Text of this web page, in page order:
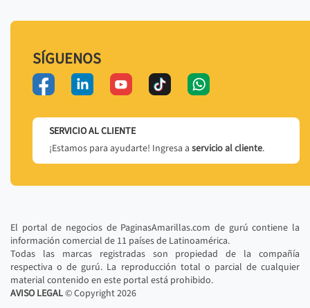
SÍGUENOS
SERVICIO AL CLIENTE
¡Estamos para ayudarte! Ingresa a servicio al cliente.
El portal de negocios de PaginasAmarillas.com de gurú contiene la
información comercial de 11 países de Latinoamérica.
Todas las marcas registradas son propiedad de la compañía
respectiva o de gurú. La reproducción total o parcial de cualquier
material contenido en este portal está prohibido.
AVISO LEGAL© Copyright2026